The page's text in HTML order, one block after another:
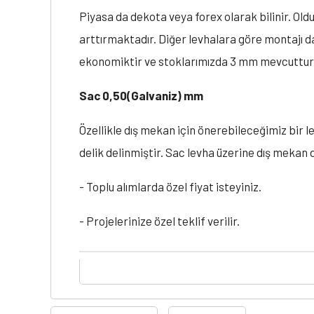
Piyasa da dekota veya forex olarak bilinir.
arttırmaktadır. Diğer levhalara göre montajı
ekonomiktir ve stoklarımızda 3 mm
Sac 0,50(Galvaniz) mm
Özellikle dış mekan için önerebileceğimiz bir
delik delinmiştir. Sac levha üzerine dış
- Toplu alımlarda özel fiyat isteyiniz.
- Projelerinize özel teklif verilir.